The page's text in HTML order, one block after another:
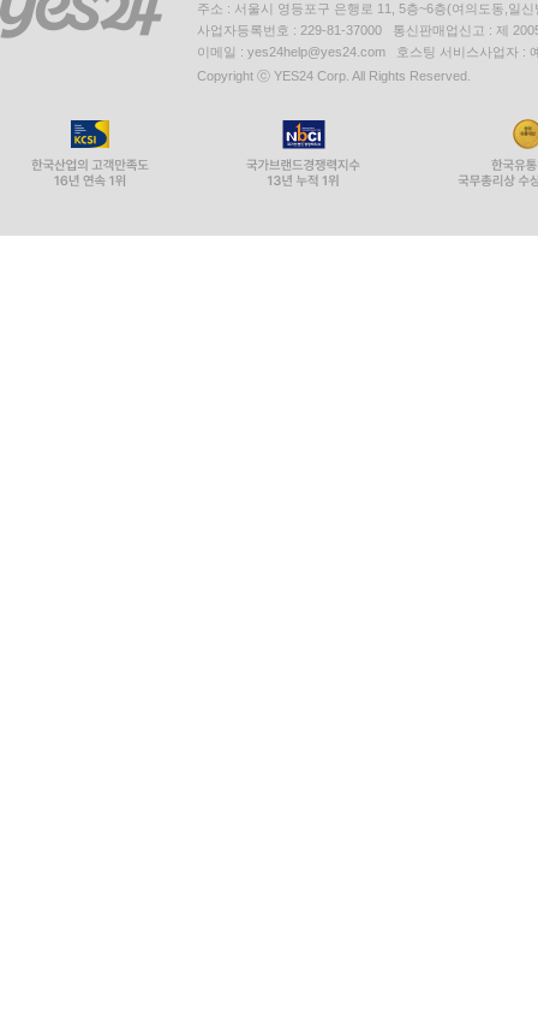
주소 : 서울시 영등포구 은행로 11, 5층~6층(여의도동,일신
사업자등록번호 : 229-81-37000 통신판매업신고 : 제
이메일 : yes24help@yes24.com 호스팅 서비스사업자 :
Copyright ⓒ YES24 Corp. All Rights Reserved.